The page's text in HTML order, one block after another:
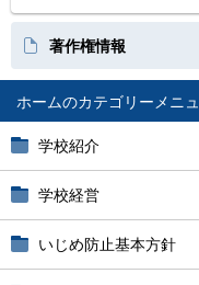
ホーム
学校紹介
学校経営
いじめ防止基本方針
著作権情報